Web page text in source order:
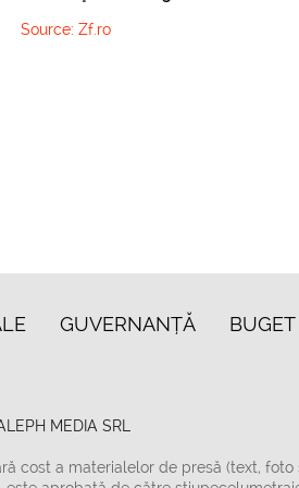
Source:Zf.ro
GUVERNANȚĂ BUGET
MEDIA SRL
cost a materialelor de presă (text,